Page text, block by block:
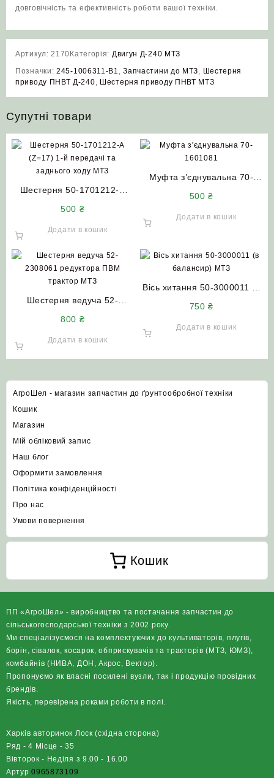
довговічність та ефективність роботи вашої техніки.
Артикул:2170 Категорія: Двигун Д-240 МТЗ
Позначки: 245-1006311-В1 ,Запчастини до МТЗ, Шестерня
приводу ПНВТ Д-240, Шестерня приводу ПНВТ МТЗ
Супутні товари
Шестерня 50-1701212-А
заднього ходу МТЗ
500 ₴
Додати в кошик
Муфта з’єднувальна 70-
500₴
Додати в кошик
Шестерня ведуча 52-
трактор МТЗ
800 ₴
Додати в кошик
Вісь хитання 50-3000011 (в
750₴
Додати в кошик
АгроШел - магазин запчастин до ґрунтообробної техніки
Кошик
Магазин
Мій обліковий запис
Наш блог
Оформити замовлення
Політика конфіденційності
Про нас
Умови повернення
Кошик
ПП «АгроШел» - виробництво та постачання запчастин до
сільськогосподарської техніки з 2002 року.
Ми спеціалізуємося на комплектуючих до культиваторів, плугів,
борін, сівалок, косарок, обприскувачів та тракторів (МТЗ, ЮМЗ),
комбайнів (НИВА, ДОН, Акрос, Вектор).
Пропонуємо як власні посилені вузли, так і продукцію провідних
брендів.
Якість, перевірена роками роботи в полі.
Харків авторинок Лоск (східна сторона)
Ряд - 4 Місце - 35
Вівторок - Неділя з 9.00 - 16.00
Артур0965873109